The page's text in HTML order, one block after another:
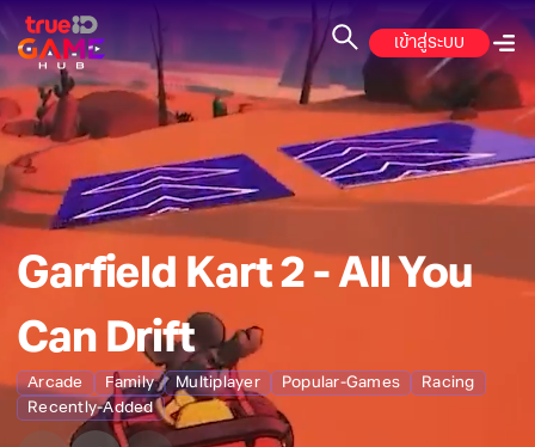
เข้าสู่ระบบ
Garfield Kart 2 - All You
Can Drift
Arcade Family Multiplayer Popular-Games
Racing
Recently-Added